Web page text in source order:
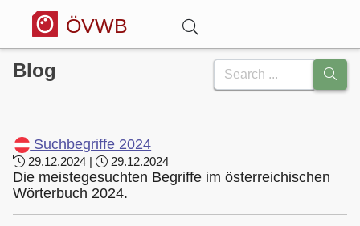
ÖVWB
Anmelden
Hitparade
Blog
Suchbegriffe 2024
29.12.2024 | 29.12.2024
Die meistegesuchten Begriffe im österreichischen
Wörterbuch 2024.